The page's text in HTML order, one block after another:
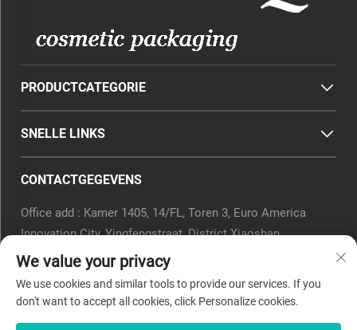
PRODUCTCATEGORIE
SNELLE LINKS
CONTACTGEGEVENS
Office add : Kamer 1405, 14/FL, Toren 3, Euro America
Innovation City, Yingfengstraat, District Xiaoshan,
Hangzhou, Provincie Zhejiang, China.
Tel.:0571-82266375
We value your privacy
We use cookies and similar tools to provide our services. If you
don't want to accept all cookies, click Personalize cookies.